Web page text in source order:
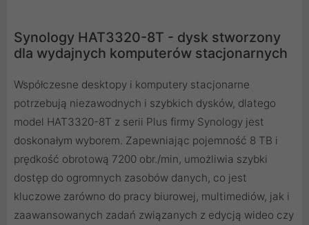
Synology HAT3320-8T - dysk stworzony
dla wydajnych komputerów stacjonarnych
Współczesne desktopy i komputery stacjonarne
potrzebują niezawodnych i szybkich dysków, dlatego
model HAT3320-8T z serii Plus firmy Synology jest
doskonałym wyborem. Zapewniając pojemność 8 TB i
prędkość obrotową 7200 obr./min, umożliwia szybki
dostęp do ogromnych zasobów danych, co jest
kluczowe zarówno do pracy biurowej, multimediów, jak i
zaawansowanych zadań związanych z edycją wideo czy